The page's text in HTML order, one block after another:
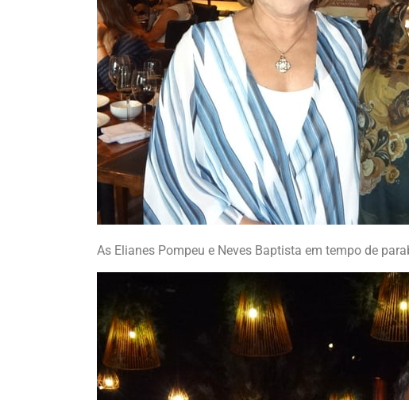
As Elianes Pompeu e Neves Baptista em tempo de